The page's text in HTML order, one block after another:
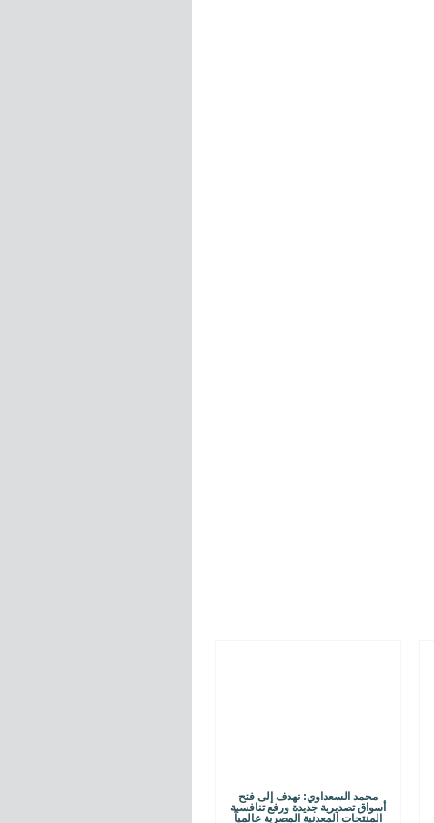
محمد السعداوي: نهدف إلى فتح
أسواق تصديرية جديدة ورفع تنافسية
المنتجات المعدنية المصرية عالمياً